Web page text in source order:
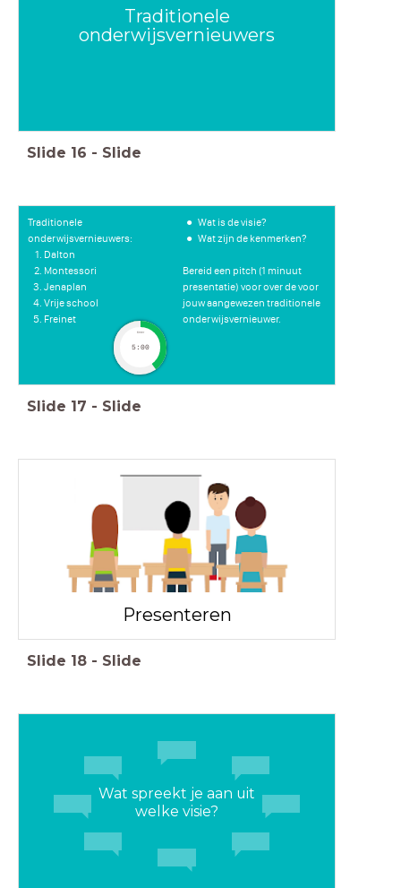
Traditionele
onderwijsvernieuwers
Slide 16 - Slide
Traditionele
onderwijsvernieuwers:
Dalton
Montessori
Jenaplan
Vrije school
Freinet
Wat is de visie?
Wat zijn de kenmerken?
Bereid een pitch (1 minuut
presentatie) voor over de voor
jouw aangewezen traditionele
onderwijsvernieuwer.
timer
5:00
Slide 17 - Slide
Presenteren
Slide 18 - Slide
Wat spreekt je aan uit
welke visie?